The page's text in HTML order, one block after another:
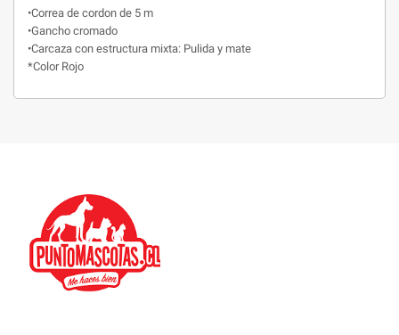
•Correa de cordon de 5 m
•Gancho cromado
•Carcaza con estructura mixta: Pulida y mate
*Color Rojo